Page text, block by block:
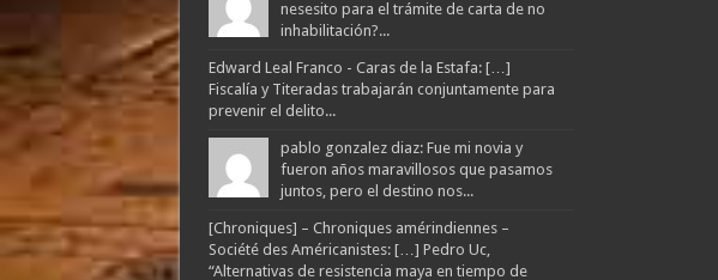
nesesito para el trámite de carta de no
inhabilitación?...
Edward Leal Franco - Caras de la Estafa: […]
Fiscalía y Titeradas trabajarán conjuntamente para
prevenir el delito...
pablo gonzalez diaz: Fue mi novia y
fueron años maravillosos que pasamos
juntos, pero el destino nos...
[Chroniques] – Chroniques amérindiennes –
Société des Américanistes: […] Pedro Uc,
“Alternativas de resistencia maya en tiempo de